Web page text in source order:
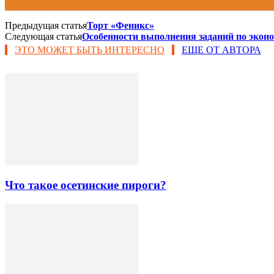
Предыдущая статьяТорт «Феникс»
Следующая статьяОсобенности выполнения заданий по
ЭТО МОЖЕТ БЫТЬ ИНТЕРЕСНО
ЕЩЕ ОТ АВТОРА
Что такое осетинские пироги?